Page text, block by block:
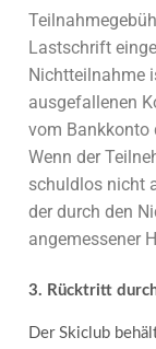
Lastschrift
Nichtteilnahme
ausgefallenen
vom Bankkonto
Wenn der
schuldlos nicht
der durch den
angemessener
3. Rücktritt
Der Skiclub